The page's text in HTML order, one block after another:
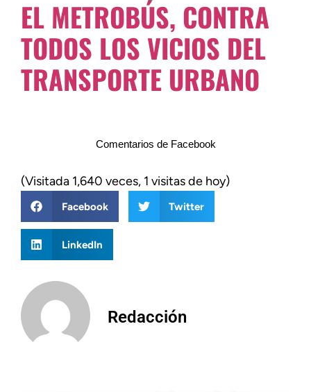
EL METROBÚS, CONTRA
TODOS LOS VICIOS DEL
TRANSPORTE URBANO
Comentarios de Facebook
(Visitada 1,640 veces, 1 visitas de hoy)
Facebook Twitter
LinkedIn
Redacción